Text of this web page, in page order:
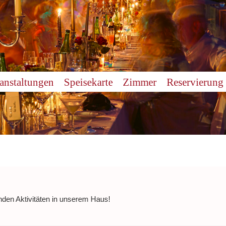
Speisekarte Zimmer Reservierung
Aktivitäten in unserem Haus!